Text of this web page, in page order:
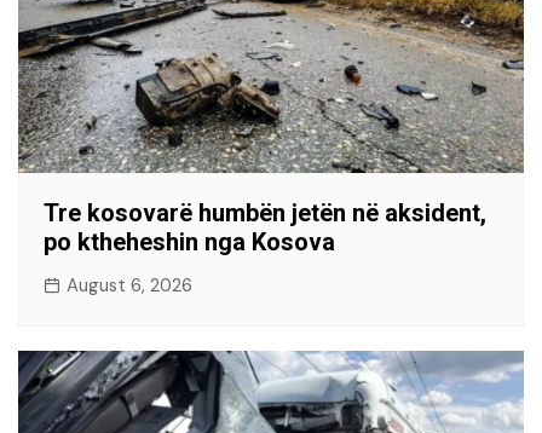
Tre kosovarë humbën jetën në aksident,
po ktheheshin nga Kosova
August 6, 2026